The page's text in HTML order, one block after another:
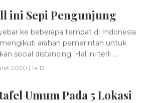
ini Sepi Pengunjung
ke beberapa tempat di Indonesia
arahan pemerintah untuk
social distancing. Hal ini terli ...
2020 | 14:12
Umum Pada 5 Lokasi